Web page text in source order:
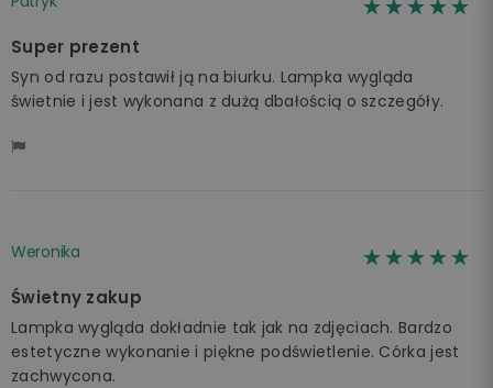
☆☆☆☆☆
★★★★★
Super prezent
Syn od razu postawił ją na biurku. Lampka wygląda
świetnie i jest wykonana z dużą dbałością o szczegóły.
Weronika ☆☆☆☆☆
★★★★★
Świetny zakup
Lampka wygląda dokładnie tak jak na zdjęciach. Bardzo
estetyczne wykonanie i piękne podświetlenie. Córka jest
zachwycona.